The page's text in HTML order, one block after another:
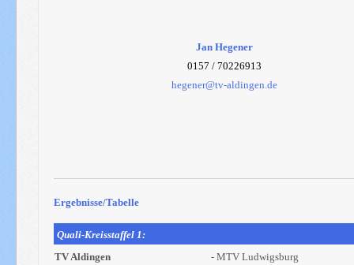
Jan Hegener
0157 / 70226913
hegener@tv-aldingen.de
Ergebnisse/Tabelle
Quali-Kreisstaffel 1:
TV Aldingen
- MTV Ludwigsburg